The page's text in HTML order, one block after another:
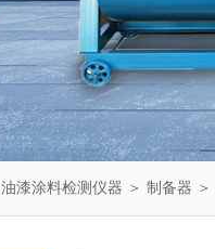
油漆涂料检测仪器 ＞ 制备器